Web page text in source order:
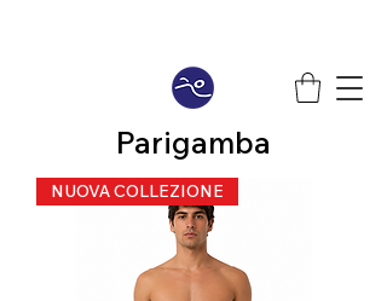
Parigamba
NUOVA COLLEZIONE